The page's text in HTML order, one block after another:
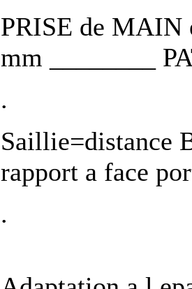
PRISE de MAIN
mm ________
.
Saillie=distance
rapport a face
.